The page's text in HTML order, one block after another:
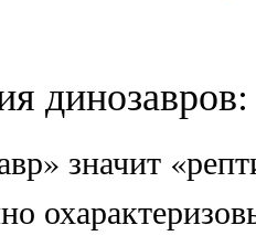
значит